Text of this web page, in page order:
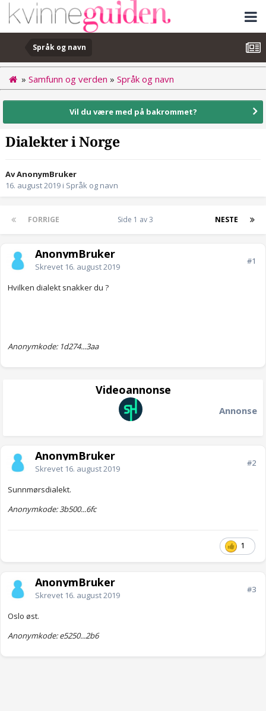
Språk og navn
» Samfunn og verden » Språk og navn
Vil du være med på bakrommet?
Dialekter i Norge
Av AnonymBruker
16. august 2019 i Språk og navn
FORRIGE NESTE
Side 1 av 3
AnonymBruker
Skrevet 16. august 2019
#1
Hvilken dialekt snakker du ?
Anonymkode: 1d274...3aa
Videoannonse
Annonse
AnonymBruker
Skrevet 16. august 2019
#2
Sunnmørsdialekt.
Anonymkode: 3b500...6fc
1
AnonymBruker
Skrevet 16. august 2019
#3
Oslo øst.
Anonymkode: e5250...2b6